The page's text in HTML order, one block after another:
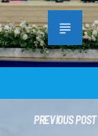
PREVIOUS POST